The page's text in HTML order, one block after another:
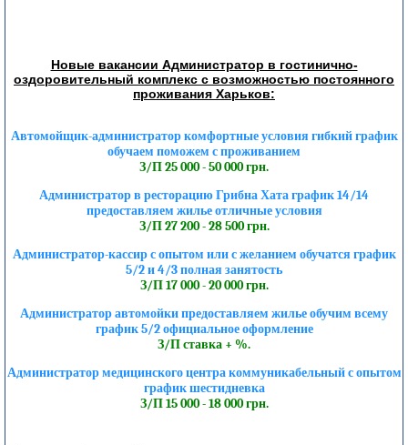
Новые вакансии Администратор в гостинично-
оздоровительный комплекс с возможностью постоянного
проживания Харьков:
Автомойщик-администратор комфортные условия гибкий график
обучаем поможем с проживанием
З/П 25 000 - 50 000 грн.
Администратор в ресторацию Грибна Хата график 14/14
предоставляем жилье отличные условия
З/П 27 200 - 28 500 грн.
Администратор-кассир с опытом или с желанием обучатся график
5/2 и 4/3 полная занятость
З/П 17 000 - 20 000 грн.
Администратор автомойки предоставляем жилье обучим всему
график 5/2 официальное оформление
З/П ставка + %.
Администратор медицинского центра коммуникабельный с опытом
график шестидневка
З/П 15 000 - 18 000 грн.